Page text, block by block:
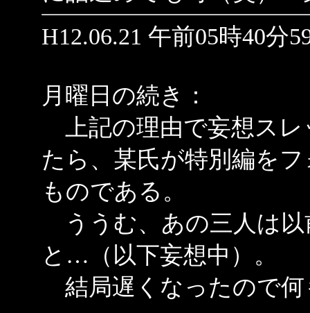
H12.06.21 午前05時40分
月曜日の続き：
上記の理由で妄想スレ
たら、某氏が特別編を
ものである。
ううむ、あの三人は以
と…（以下妄想中）。
結局遅くなったので何